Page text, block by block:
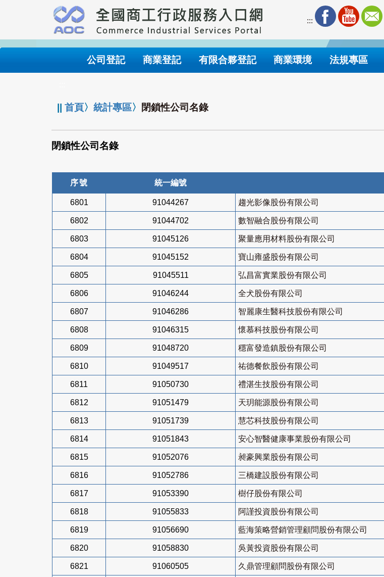
要
內
:::
公司登記 商業登記 有限合夥登記 商業環境 法規專區
||首頁〉統計專區〉 閉鎖性公司名錄
閉鎖性公司名錄
序號 統一編號
6801 91044267 趨光影像股份有限公司
6802 91044702 數智融合股份有限公司
6803 91045126 聚量應用材料股份有限公司
6804 91045152 寶山雍盛股份有限公司
6805 91045511 弘昌富實業股份有限公司
6806 91046244 全犬股份有限公司
6807 91046286 智麗康生醫科技股份有限公司
6808 91046315 懷慕科技股份有限公司
6809 91048720 穩富發造鎮股份有限公司
6810 91049517 祐德餐飲股份有限公司
6811 91050730 禮湛生技股份有限公司
6812 91051479 天玥能源股份有限公司
6813 91051739 慧芯科技股份有限公司
6814 91051843 安心智醫健康事業股份有限公司
6815 91052076 昶豪興業股份有限公司
6816 91052786 三橋建設股份有限公司
6817 91053390 樹仔股份有限公司
6818 91055833 阿謹投資股份有限公司
6819 91056690 藍海策略營銷管理顧問股份有限公司
6820 91058830 吳黃投資股份有限公司
6821 91060505 久鼎管理顧問股份有限公司